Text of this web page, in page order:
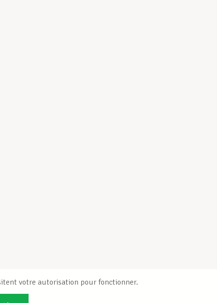
votre autorisation pour fonctionner.